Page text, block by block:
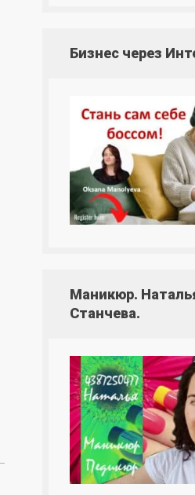
Бизнес через
Маникюр.
Станчева.